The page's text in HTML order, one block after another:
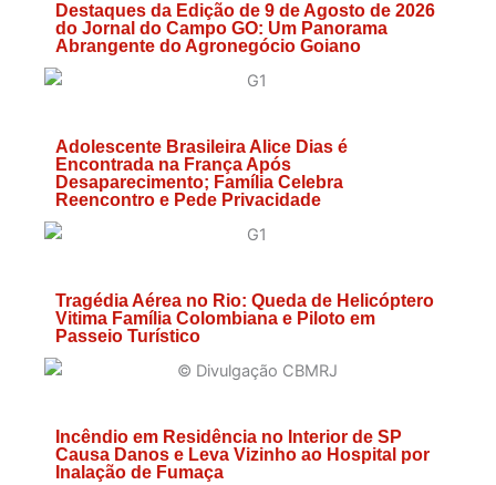
Destaques da Edição de 9 de Agosto de 2026
do Jornal do Campo GO: Um Panorama
Abrangente do Agronegócio Goiano
Adolescente Brasileira Alice Dias é
Encontrada na França Após
Desaparecimento; Família Celebra
Reencontro e Pede Privacidade
Tragédia Aérea no Rio: Queda de Helicóptero
Vitima Família Colombiana e Piloto em
Passeio Turístico
Incêndio em Residência no Interior de SP
Causa Danos e Leva Vizinho ao Hospital por
Inalação de Fumaça